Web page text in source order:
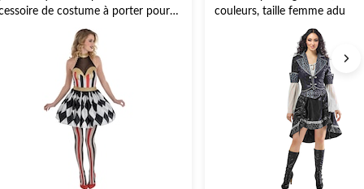
de costume à porter pour
couleurs, taille femme adulte,
d'options disponibles,
costume prêt-à-porter pour